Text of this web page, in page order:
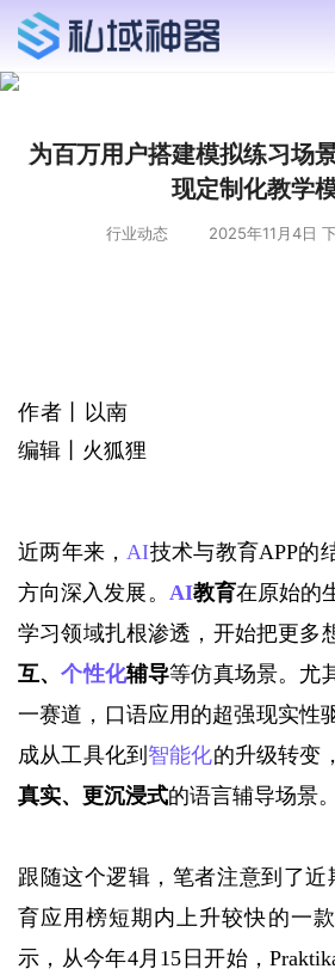
为百万用户搭建模拟练习场
现定制化教学
行业动态 2025年11月4日
作者丨以南
编辑丨火狐狸
近两年来，AI技术与教育APP的
方向深入发展。 AI教育在原始的
学习领域扎根渗透，开始把更多
互、个性化辅导等仿真场景。尤
一赛道，口语应用的超强现实性
成从工具化到 智能化的升级转变
真实、更沉浸式的语言辅导场景。
跟随这个逻辑，笔者注意到了近
育应用榜短期内上升较快的一
示，从今年4月15日开始，